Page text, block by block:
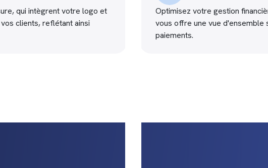
qui intègrent votre logo et
clients, reflétant ainsi
Optimisez votre gestion
vous offre une vue
paiements.